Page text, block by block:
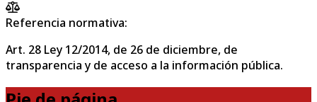
Referencia normativa:
Art. 28 Ley 12/2014, de 26 de diciembre, de
transparencia y de acceso a la información pública.